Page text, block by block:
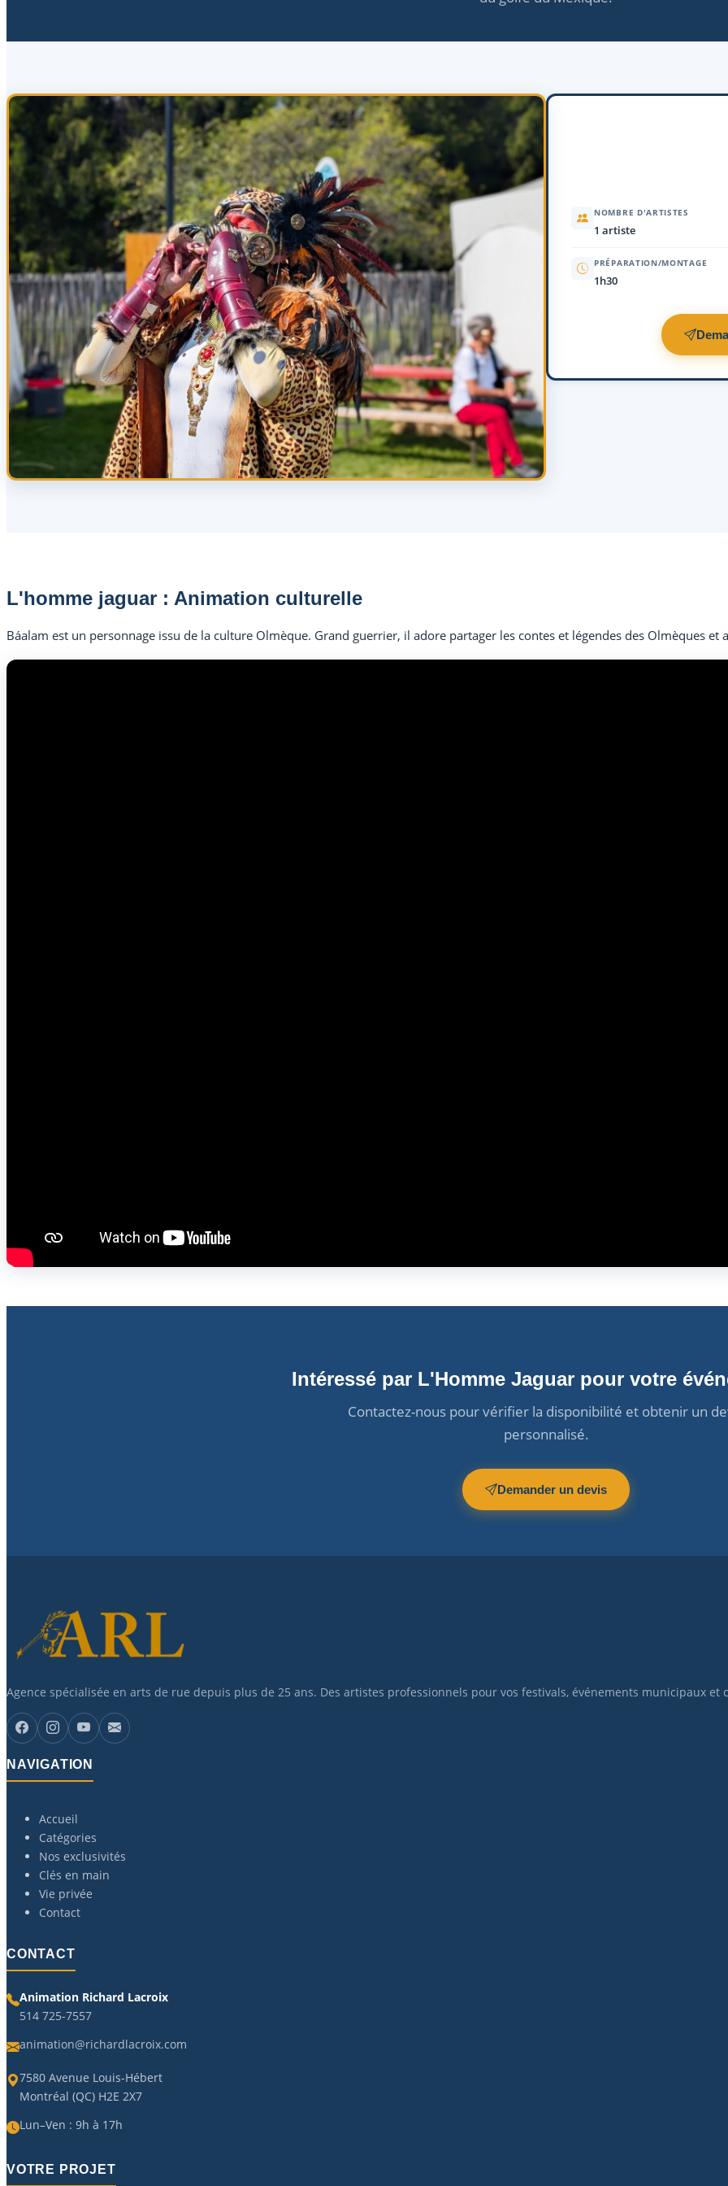
NOMBRE D'ARTISTES
1 artiste
PRÉPARATION/MONTAGE
1h30
L'homme jaguar : Animation culturelle
Báalam est un personnage issu de la culture Olmèque. Grand guerrier, il adore partager les contes et légendes des Olmèques
Intéressé par L'Homme Jaguar pour votre
Contactez-nous pour vérifier la disponibilité et obtenir un
personnalisé.
Demander un devis
Agence spécialisée en arts de rue depuis plus de 25 ans. Des artistes professionnels pour vos festivals, événements municipaux
NAVIGATION
Accueil
Catégories
Nos exclusivités
Clés en main
Vie privée
Contact
CONTACT
Animation Richard Lacroix
514 725-7557
animation@richardlacroix.com
7580 Avenue Louis-Hébert
Montréal (QC) H2E 2X7
Lun–Ven : 9h à 17h
VOTRE PROJET